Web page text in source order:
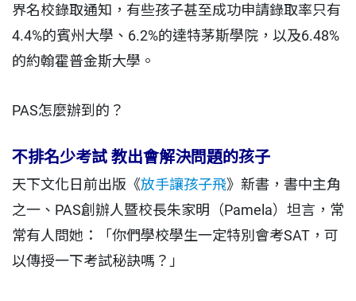
界名校錄取通知，有些孩子甚至成功申請錄取率只有
4.4%的賓州大學、6.2%的達特茅斯學院，以及6.48%
的約翰霍普金斯大學。
PAS怎麼辦到的？
不排名少考試 教出會解決問題的孩子
天下文化日前出版《放手讓孩子飛》新書，書中主角
之一、PAS創辦人暨校長朱家明（Pamela）坦言，常
常有人問她：「你們學校學生一定特別會考SAT，可
以傳授一下考試秘訣嗎？」